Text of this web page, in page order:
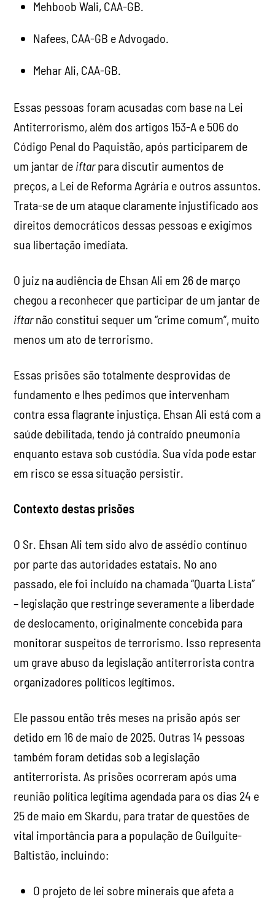
Mehboob Wali, CAA-GB.
Nafees, CAA-GB e Advogado.
Mehar Ali, CAA-GB.
Essas pessoas foram acusadas com base na Lei
Antiterrorismo, além dos artigos 153-A e 506 do
Código Penal do Paquistão, após participarem de
um jantar de iftarpara discutir aumentos de
preços, a Lei de Reforma Agrária e outros assuntos.
Trata-se de um ataque claramente injustificado aos
direitos democráticos dessas pessoas e exigimos
sua libertação imediata.
O juiz na audiência de Ehsan Ali em 26 de março
chegou a reconhecer que participar de um jantar de
iftarnão constitui sequer um “crime comum”, muito
menos um ato de terrorismo.
Essas prisões são totalmente desprovidas de
fundamento e lhes pedimos que intervenham
contra essa flagrante injustiça. Ehsan Ali está com a
saúde debilitada, tendo já contraído pneumonia
enquanto estava sob custódia. Sua vida pode estar
em risco se essa situação persistir.
Contexto destas prisões
O Sr. Ehsan Ali tem sido alvo de assédio contínuo
por parte das autoridades estatais. No ano
passado, ele foi incluído na chamada “Quarta Lista”
– legislação que restringe severamente a liberdade
de deslocamento, originalmente concebida para
monitorar suspeitos de terrorismo. Isso representa
um grave abuso da legislação antiterrorista contra
organizadores políticos legítimos.
Ele passou então três meses na prisão após ser
detido em 16 de maio de 2025. Outras 14 pessoas
também foram detidas sob a legislação
antiterrorista. As prisões ocorreram após uma
reunião política legítima agendada para os dias 24 e
25 de maio em Skardu, para tratar de questões de
vital importância para a população de Guilguite-
Baltistão, incluindo:
O projeto de lei sobre minerais que afeta a